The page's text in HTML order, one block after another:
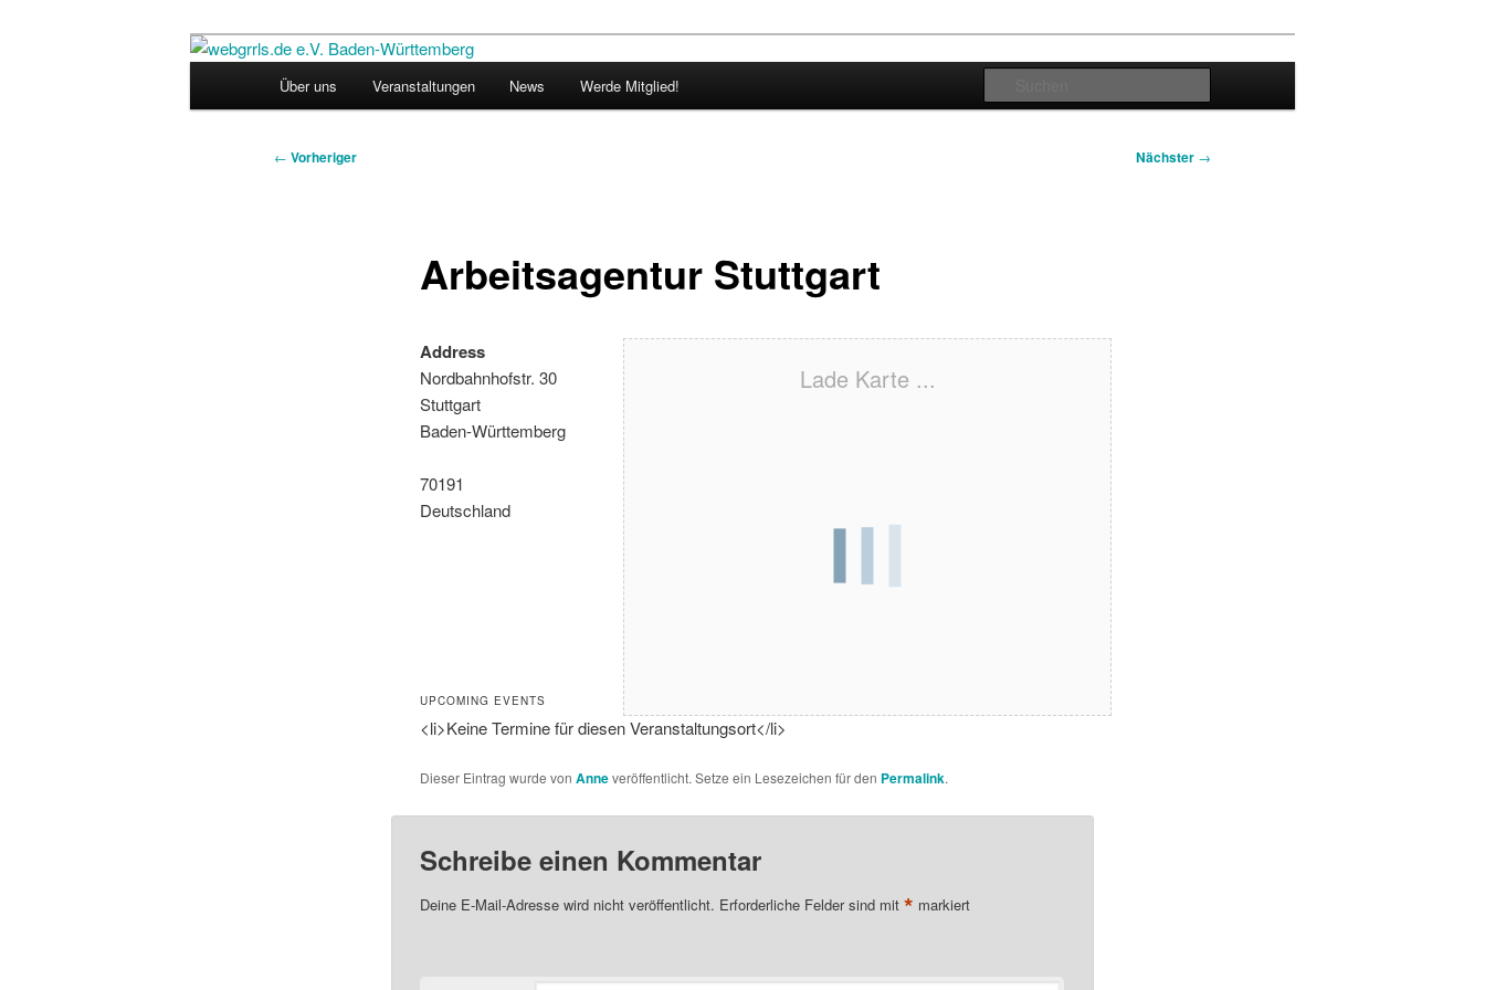
webgrrls.de e.V. Baden-Württemberg
Regiogruppe Baden-Württemberg der webgrrls.de e.V.
Über uns Veranstaltungen News Werde Mitglied!
Beitragsnavigation
← Vorheriger Nächster →
Arbeitsagentur Stuttgart
Lade Karte ...
Address
Nordbahnhofstr. 30
Stuttgart
Baden-Württemberg
70191
Deutschland
UPCOMING EVENTS
<li>Keine Termine für diesen Veranstaltungsort</li>
Dieser Eintrag wurde von Anneveröffentlicht. Setze ein Lesezeichen für den Permalink.
Schreibe einen Kommentar
Deine E-Mail-Adresse wird nicht veröffentlicht. Erforderliche Felder sind mit * markiert